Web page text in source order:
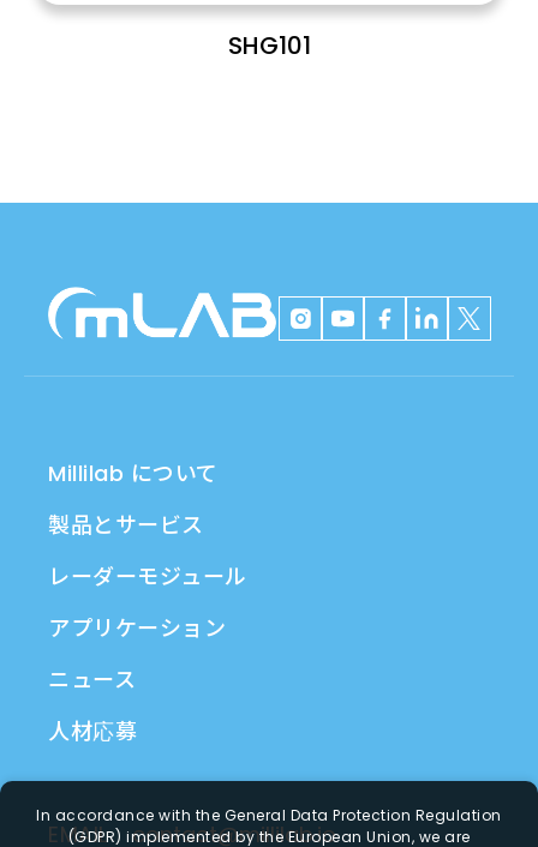
SHG101
Millilab について
製品とサービス
レーダーモジュール
アプリケーション
ニュース
人材応募
EMAIL contact@millilab.io
In accordance with the General Data Protection Regulation
(GDPR) implemented by the European Union, we are